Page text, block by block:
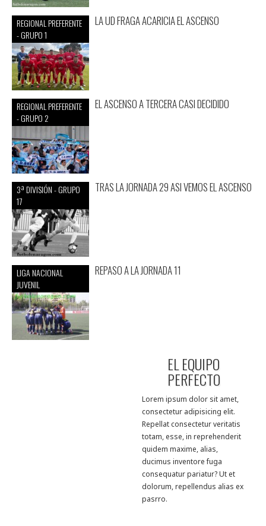
REGIONAL PREFERENTE
- GRUPO 1
LA UD FRAGA ACARICIA EL ASCENSO
REGIONAL PREFERENTE
- GRUPO 2
EL ASCENSO A TERCERA CASI DECIDIDO
3ª DIVISIÓN - GRUPO
17
TRAS LA JORNADA 29 ASI VEMOS EL ASCENSO
LIGA NACIONAL
JUVENIL
REPASO A LA JORNADA 11
EL EQUIPO
PERFECTO
Lorem ipsum dolor sit amet,
consectetur adipisicing elit.
Repellat consectetur veritatis
totam, esse, in reprehenderit
quidem maxime, alias,
ducimus inventore fuga
consequatur pariatur? Ut et
dolorum, repellendus alias ex
pasrro.